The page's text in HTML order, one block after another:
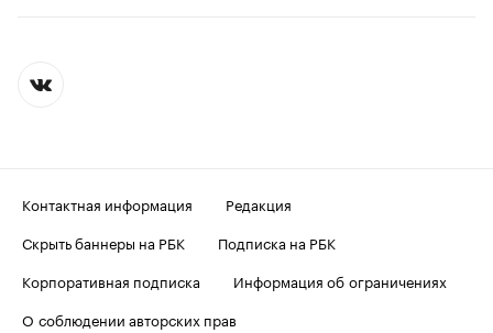
Контактная информация
Редакция
Скрыть баннеры на РБК
Подписка на РБК
Корпоративная подписка
Информация об ограничениях
О соблюдении авторских прав